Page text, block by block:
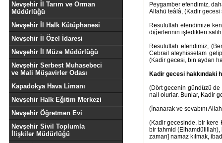
Nevşehir İl Tarım ve Orman
Müdürlüğü
Nevşehir İl Halk Kütüphanesi
Nevşehir İl Özel İdaresi
Nevşehir İl Müze Müdürlüğü
Nevşehir Serbest Muhasebeci
ve Mali Müşavirler Odası
Kapadokya Hava Limanı
Nevşehir Halk Eğitim Merkezi
Nevşehir Öğretmen Evi
Nevşehir Sivil Toplumla
İlişkiler Müdürlüğü
Peygamber efendimiz,
Allahü teâlâ, (Kadir gecesi
Resulullah efendimize
diğerlerinin işledikleri salih
Resulullah efendimiz,
Cebrail aleyhisselam
(Kadir gecesi, bin aydan
Kadir gecesi hakkındaki
(Dört gecenin gündüzü
nail olurlar. Bunlar, Kadir
(İnanarak ve sevabını
(Kadir gecesinde, bir kere
bir tahmid (Elhamdülillah),
zaman] namaz kılmak,